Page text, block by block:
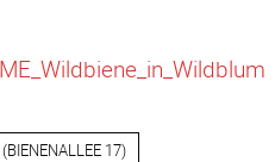
(BIENENALLEE 17)